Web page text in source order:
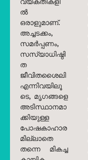
ൽ
ഒരാളുമാണ്.
അച്ചടക്കം,
സമർപ്പണം,
സസ്യാധിഷ്ഠി
ത
ജീവിതശൈലി
എന്നിവയിലൂ
ടെ, മൃഗങ്ങളെ
അടിസ്ഥാനമാ
ക്കിയുള്ള
പോഷകാഹാര
മില്ലാതെ
തന്നെ മികച്ച